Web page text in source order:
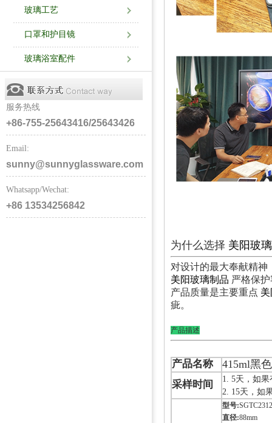
玻璃工艺
口罩和护目镜
玻璃浴室配件
服务热线
+86-755-25643416/25643426
Email:
sunny@sunnyglassware.com
Whatsapp/Wechat:
+86 13534256842
为什么选择 美阳玻
对设计的最大奉献精神
美阳玻璃制品 严格保
产品质量是主要重点
疵。
产品描述
产品名称 415ml黑
采样时间
1. 5天，如
2. 15天，如
型号:
直径:88mm